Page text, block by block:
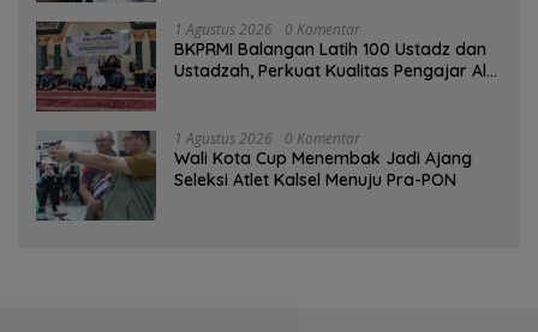
1 Agustus 2026 0 Komentar
BKPRMI Balangan Latih 100 Ustadz dan
Ustadzah, Perkuat Kualitas Pengajar Al-
1 Agustus 2026 0 Komentar
Wali Kota Cup Menembak Jadi Ajang
Seleksi Atlet Kalsel Menuju Pra-PON